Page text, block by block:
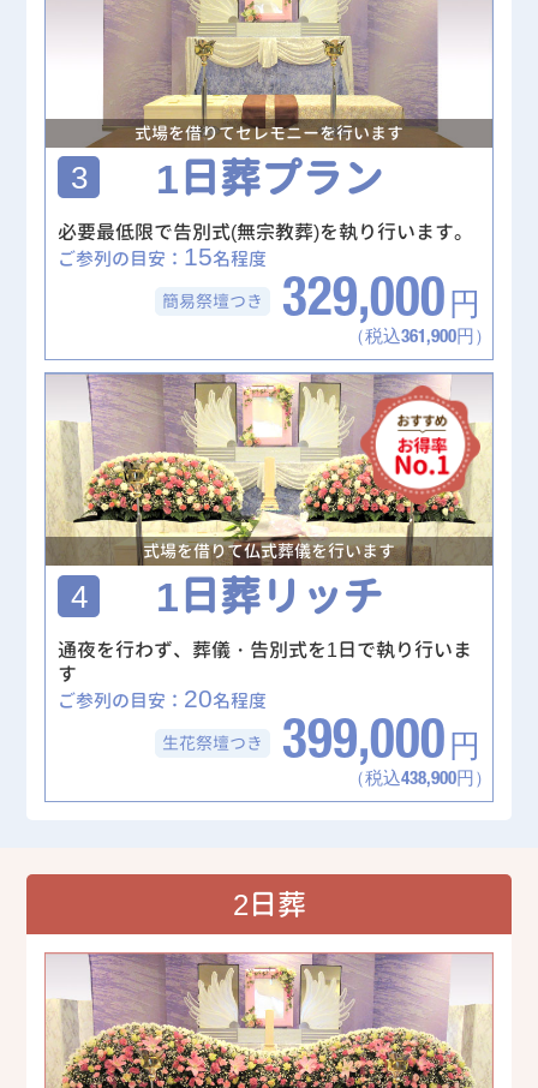
式場を借りてセレモニーを行います
3 1日葬プラン
必要最低限で告別式(無宗教葬)を執り行います。
ご参列の目安： 15名程度
簡易祭壇つき 329,000 円
（税込361,900円）
式場を借りて仏式葬儀を行います
4 1日葬リッチ
通夜を行わず、葬儀・告別式を1日で執り行いま
す
ご参列の目安： 20名程度
生花祭壇つき 399,000 円
（税込438,900円）
2日葬